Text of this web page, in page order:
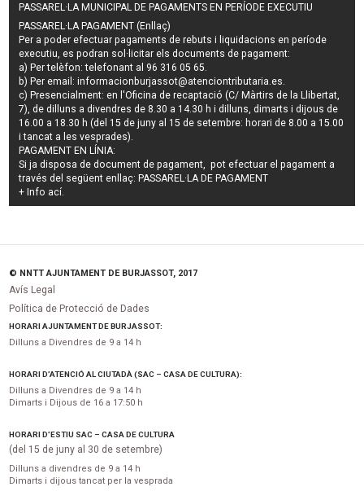
PASSAREL·LA MUNICIPAL DE PAGAMENTS EN PERÍODE EXECUTIU
PASSAREL·LA PAGAMENT (Enllaç)
Per a poder efectuar pagaments derebuts i liquidacions en període
executiu, es podran sol·licitar els documents de pagament:
a) Per telèfon: telefonant al 96 316 05 65.
b) Per email:informacionburjassot@atenciontributaria.es.
c) Presencialment: en l'Oficina de recaptació (C/ Màrtirs de la Llibertat,
7), de dilluns a divendres de 8.30 a 14.30 h i dilluns, dimarts i dijous de
16.00 a 18.30 h (del 15 de juny al 15 de setembre: horari de 8.00 a 15.00
i tancat a les vesprades).
PAGAMENT EN LÍNIA:
Si ja disposa de document de pagament, pot efectuar el pagament a
través del següent enllaç: PASSAREL·LA DE PAGAMENT
+ Info ací.
© NNTT AJUNTAMENT DE BURJASSOT, 2017
Avís Legal
Política de Protecció de Dades
HORARI AJUNTAMENT DE BURJASSOT:
Dilluns a Divendres de 9 a 14 h
HORARI D’ATENCIÓ AL CIUTADÀ (SAC – CASA DE CULTURA):
Dilluns a Divendres de 9 a 14 h
Dimarts i Dijous de 16 a 17:50 h
HORARI D’ESTIU SAC – CASA DE CULTURA
(del 15 de juny al 30 de setembre)
Dilluns a divendres de 9 a 14 h
Dimarts i dijous tancat per la vesprada